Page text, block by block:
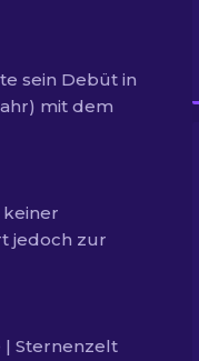
sein Debüt in
mit dem
keiner
jedoch zur
| Sternenzelt